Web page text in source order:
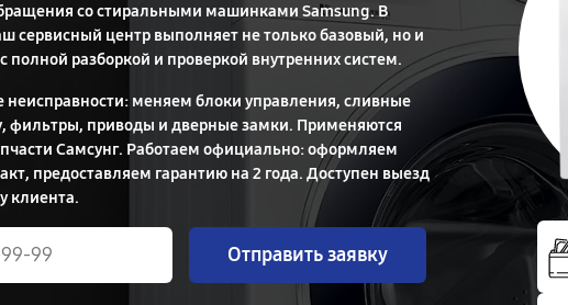
со стиральными машинками Samsung. В
сервисный центр выполняет не только базовый, но и
полной разборкой и проверкой внутренних систем.
меняем блоки управления, сливные
фильтры, приводы и дверные замки. Применяются
Самсунг. Работаем официально: оформляем
предоставляем гарантию на 2 года. Доступен выезд
клиента.
Отправить заявку